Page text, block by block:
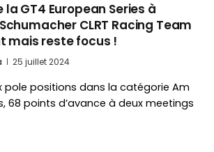
GT4 European Series à
CLRT Racing Team
mais reste focus !
25 juillet 2024
pole positions dans la catégorie Am
68 points d’avance à deux meetings